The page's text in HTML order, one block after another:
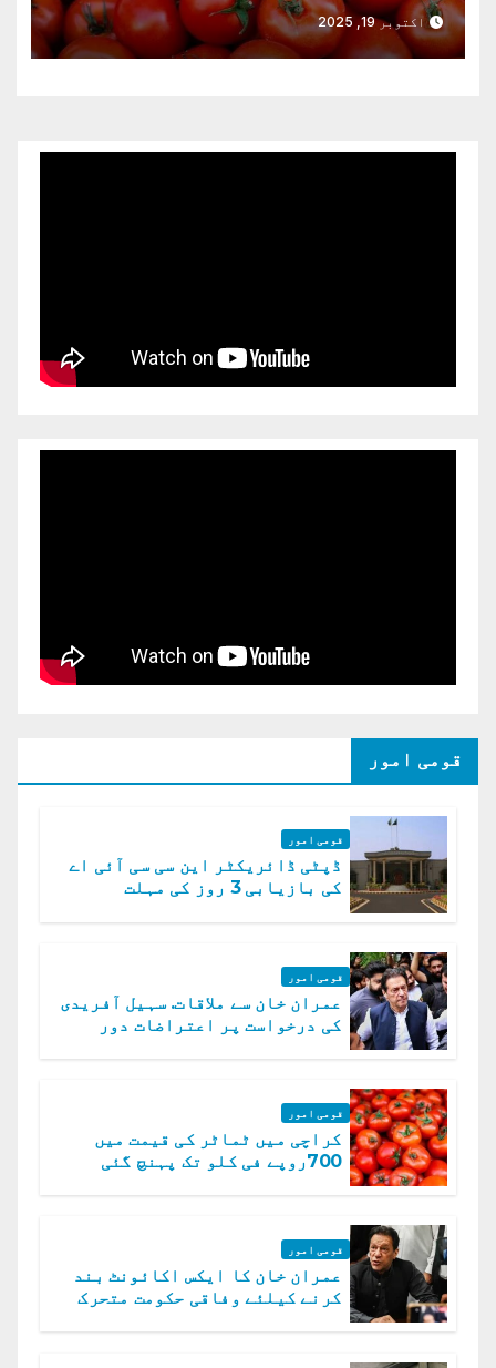
اکتوبر 19, 2025
قومی امور
قومی امور
ڈپٹی ڈائریکٹر این سی سی آئی اے
کی بازیابی 3 روز کی مہلت
قومی امور
عمران خان سے ملاقات. سہیل آفریدی
کی درخواست پر اعتراضات دور
قومی امور
کراچی میں ٹماٹر کی قیمت میں
700روپے فی کلو تک پہنچ گئی
قومی امور
عمران خان کا ایکس اکائونٹ بند
کرنے کیلئے وفاقی حکومت متحرک